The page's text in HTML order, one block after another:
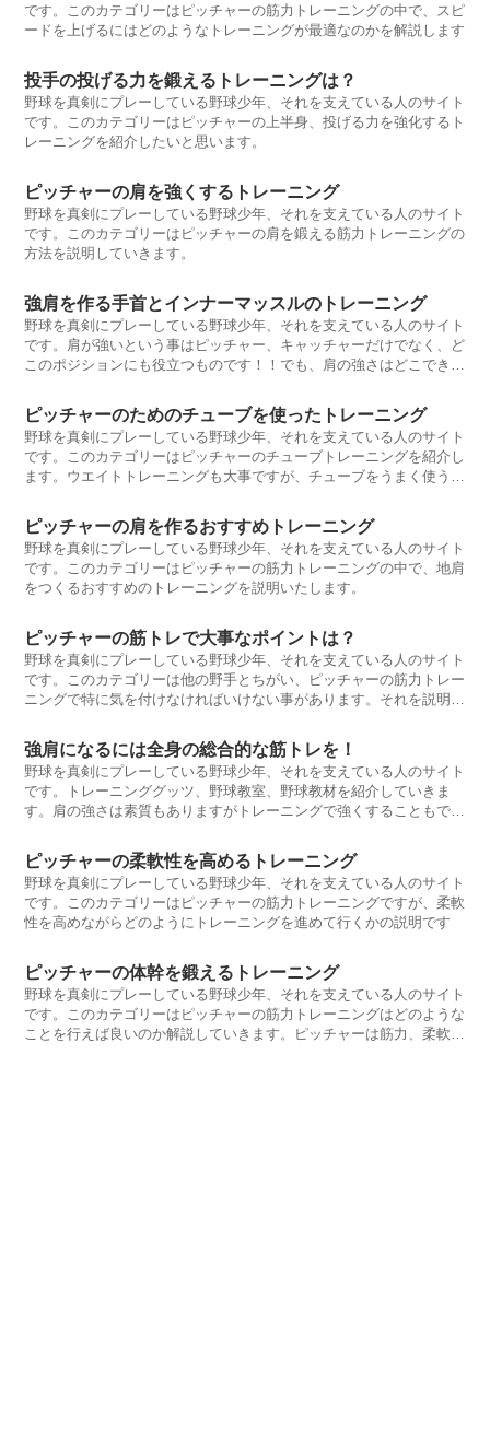
です。このカテゴリーはピッチャーの筋力トレーニングの中で、スピ
ードを上げるにはどのようなトレーニングが最適なのかを解説します
投手の投げる力を鍛えるトレーニングは？
野球を真剣にプレーしている野球少年、それを支えている人のサイト
です。このカテゴリーはピッチャーの上半身、投げる力を強化するト
レーニングを紹介したいと思います。
ピッチャーの肩を強くするトレーニング
野球を真剣にプレーしている野球少年、それを支えている人のサイト
です。このカテゴリーはピッチャーの肩を鍛える筋力トレーニングの
方法を説明していきます。
強肩を作る手首とインナーマッスルのトレーニング
野球を真剣にプレーしている野球少年、それを支えている人のサイト
です。肩が強いという事はピッチャー、キャッチャーだけでなく、ど
このポジションにも役立つものです！！でも、肩の強さはどこできま
ピッチャーのためのチューブを使ったトレーニング
野球を真剣にプレーしている野球少年、それを支えている人のサイト
です。このカテゴリーはピッチャーのチューブトレーニングを紹介し
ます。ウエイトトレーニングも大事ですが、チューブをうまく使うと
ピッチャーの肩を作るおすすめトレーニング
野球を真剣にプレーしている野球少年、それを支えている人のサイト
です。このカテゴリーはピッチャーの筋力トレーニングの中で、地肩
をつくるおすすめのトレーニングを説明いたします。
ピッチャーの筋トレで大事なポイントは？
野球を真剣にプレーしている野球少年、それを支えている人のサイト
です。このカテゴリーは他の野手とちがい、ピッチャーの筋力トレー
ニングで特に気を付けなければいけない事があります。それを説明し
強肩になるには全身の総合的な筋トレを！
野球を真剣にプレーしている野球少年、それを支えている人のサイト
です。トレーニンググッツ、野球教室、野球教材を紹介していきま
す。肩の強さは素質もありますがトレーニングで強くすることもでき
ピッチャーの柔軟性を高めるトレーニング
野球を真剣にプレーしている野球少年、それを支えている人のサイト
です。このカテゴリーはピッチャーの筋力トレーニングですが、柔軟
性を高めながらどのようにトレーニングを進めて行くかの説明です
ピッチャーの体幹を鍛えるトレーニング
野球を真剣にプレーしている野球少年、それを支えている人のサイト
です。このカテゴリーはピッチャーの筋力トレーニングはどのような
ことを行えば良いのか解説していきます。ピッチャーは筋力、柔軟